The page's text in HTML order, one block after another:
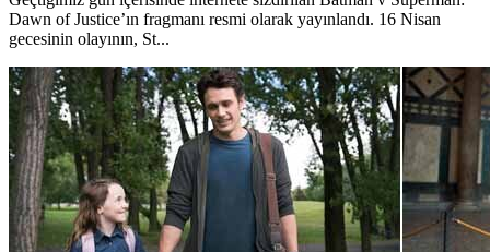
Dawn of Justice’ın fragmanı resmi olarak yayınlandı. 16 Nisan
gecesinin olayının, St...